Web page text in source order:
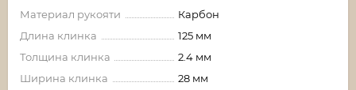
Материал рукояти
Карбон
Длина клинка
125 мм
Толщина клинка
2.4 мм
Ширина клинка
28 мм